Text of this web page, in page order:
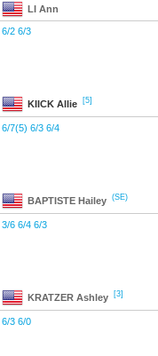
LI Ann
6/2 6/3
KIICK Allie [5]
6/7(5) 6/3 6/4
BAPTISTE Hailey (SE)
3/6 6/4 6/3
KRATZER Ashley [3]
6/3 6/0